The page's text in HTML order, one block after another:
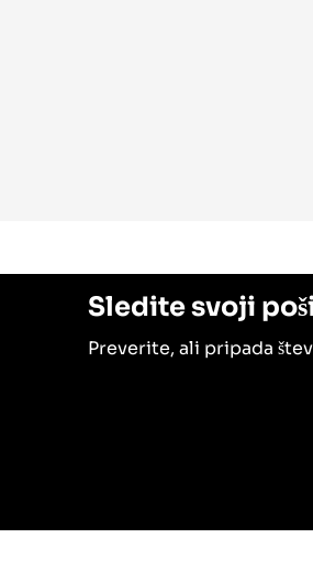
Sledite svoji
Preverite, ali pripada